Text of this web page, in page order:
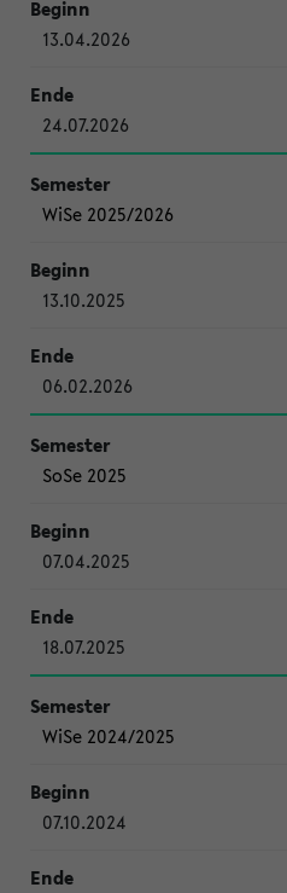
13.04.2026
24.07.2026
WiSe 2025/2026
13.10.2025
06.02.2026
SoSe 2025
07.04.2025
18.07.2025
WiSe 2024/2025
07.10.2024